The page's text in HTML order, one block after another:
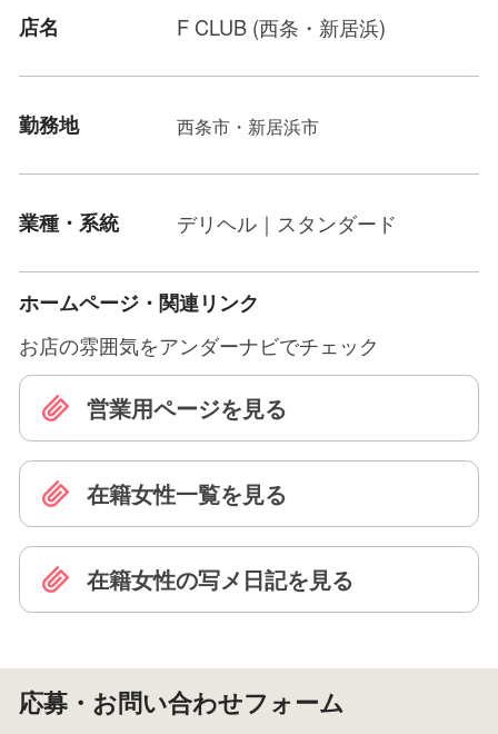
店名 F CLUB (西条・新居浜)
勤務地 西条市・新居浜市
業種・系統 デリヘル｜スタンダード
ホームページ・関連リンク
お店の雰囲気をアンダーナビでチェック
営業用ページを見る
在籍女性一覧を見る
在籍女性の写メ日記を見る
応募・お問い合わせフォーム